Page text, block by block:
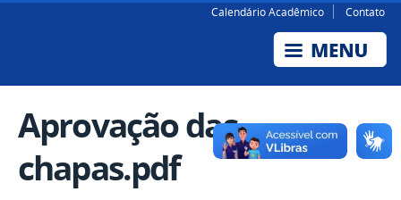
Calendário Acadêmico Contato
Aprovação das
chapas.pdf